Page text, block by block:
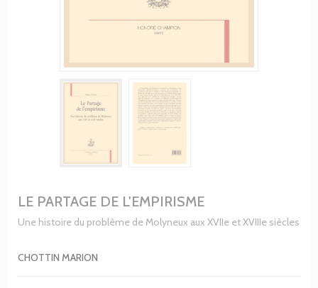
LE PARTAGE DE L'EMPIRISME
Une histoire du problème de Molyneux aux XVIIe et XVIIIe siècles
CHOTTIN MARION